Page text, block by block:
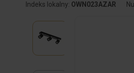
Indeks lokalny: OWN023AZAR